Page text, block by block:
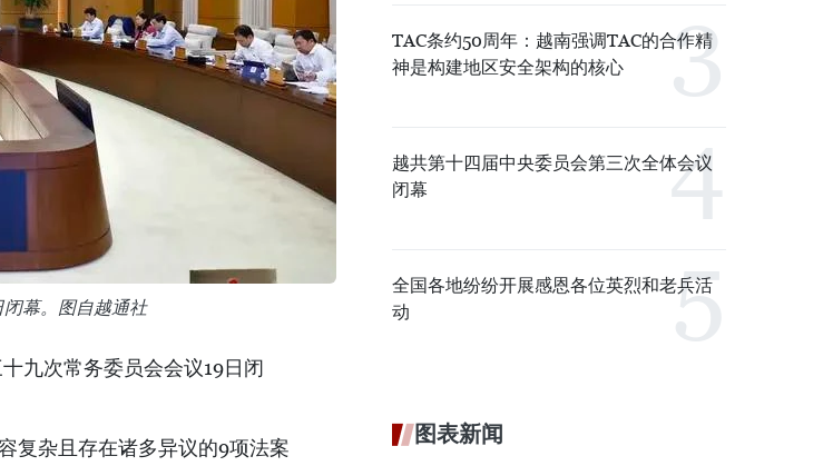
幕。图自越通社
九次常务委员会会议19日闭
复杂且存在诸多异议的9项法案
TAC条约50周年：越南强调TAC的合作精
神是构建地区安全架构的核心
越共第十四届中央委员会第三次全体会议
闭幕
全国各地纷纷开展感恩各位英烈和老兵活
动
图表新闻